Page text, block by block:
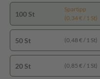
100 St
Spartipp
(0,34 € / 1 St)
50 St (0,48 € / 1 St)
20 St (0,85 € / 1 St)